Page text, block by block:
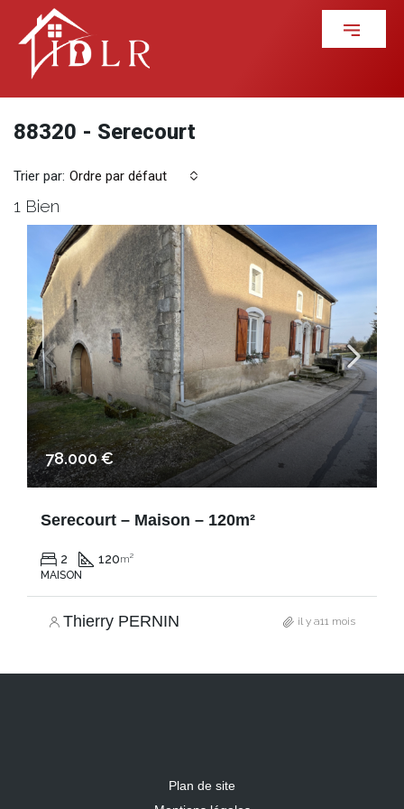
88320 - Serecourt
1 Bien
Trier par: Ordre par défaut
78.000 €
Serecourt – Maison – 120m²
2 120m²
MAISON
Thierry PERNIN il y a11 mois
Plan de site